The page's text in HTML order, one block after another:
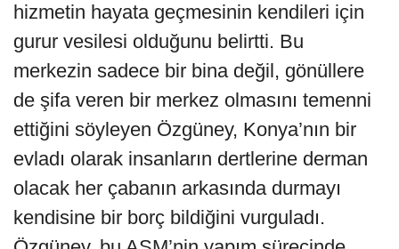
hizmetin hayata geçmesinin kendileri için
gurur vesilesi olduğunu belirtti. Bu
merkezin sadece bir bina değil, gönüllere
de şifa veren bir merkez olmasını temenni
ettiğini söyleyen Özgüney, Konya’nın bir
evladı olarak insanların dertlerine derman
olacak her çabanın arkasında durmayı
kendisine bir borç bildiğini vurguladı.